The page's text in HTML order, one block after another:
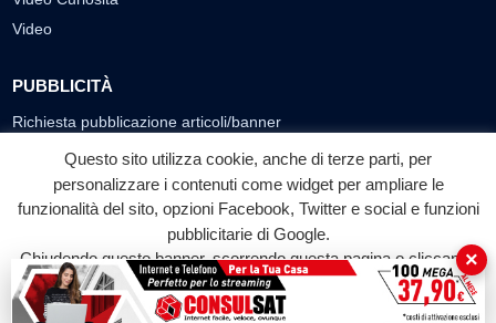
Video
PUBBLICITÀ
Richiesta pubblicazione articoli/banner
SEGUICI SUI SOCIAL
f
Facebook
◎ ▶
YouTube
© 2026 LABTV - Tutti i diritti riservati
Questo sito utilizza cookie, anche di terze parti, per
personalizzare i contenuti come widget per ampliare le
funzionalità del sito, opzioni Facebook, Twitter e social e funzioni
pubblicitarie di Google.
Chiudendo questo banner, scorrendo questa pagina o cliccando
su qualunque suo elemento acconsenti all'uso dei cookie.
Accetta
×